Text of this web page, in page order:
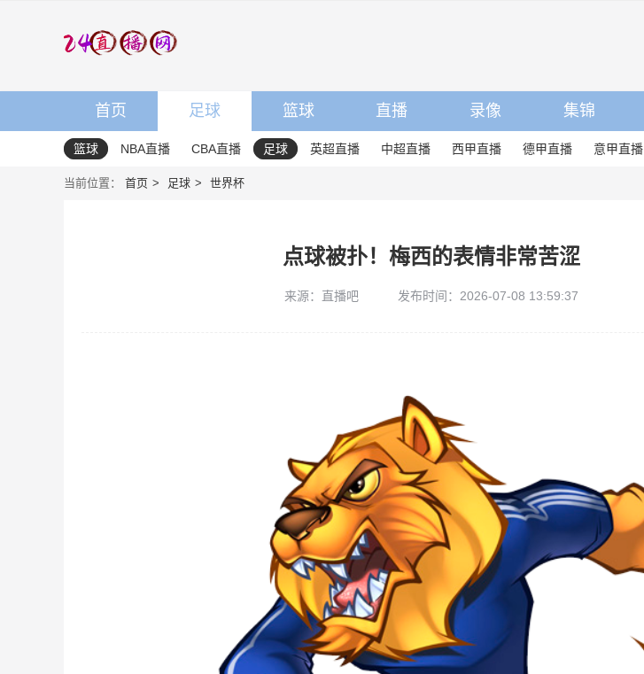
首页 足球 篮球 直播 录像 集锦
篮球 NBA直播 CBA直播 足球 英超直播 中超直播 西甲直播 德甲直播 意甲直播
当前位置： 首页 足球 世界杯
点球被扑！梅西的表情非常苦涩
来源：直播吧 发布时间：2026-07-08 13:59:37